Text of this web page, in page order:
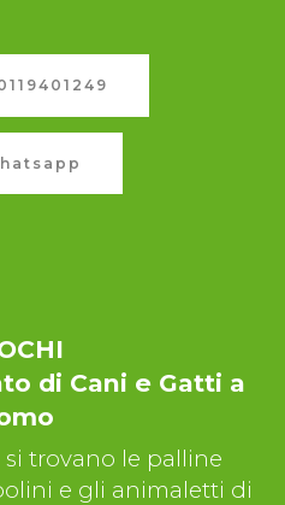
di Cani e Gatti a
trovano le palline
e gli animaletti di